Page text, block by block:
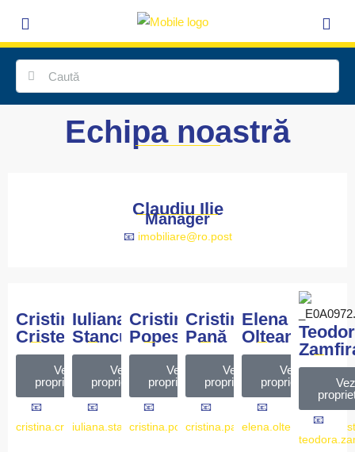
Echipa noastră
Claudiu Ilie
Manager
📧 imobiliare@ro.post
Cristina
Cristea
📧
cristina.cristea@ro.post
Vezi
proprietățile
Iuliana
Stancu
📧
iuliana.stancu@ro.post
Vezi
proprietățile
Cristina
Popescu
📧
cristina.popescu@ro.post
Vezi
proprietățile
Cristina
Pană
Vezi
proprietățile
📧
cristina.pana@ro.post
Elena
Olteanu
Vezi
proprietățile
📧
📧